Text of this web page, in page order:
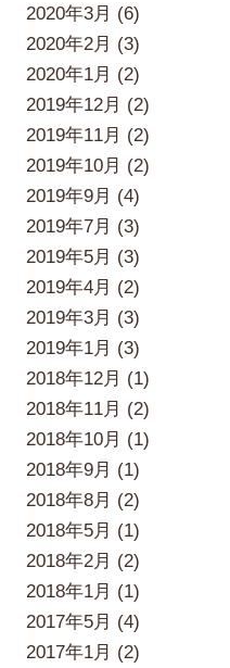
2020年3月 (6)
2020年2月 (3)
2020年1月 (2)
2019年12月 (2)
2019年11月 (2)
2019年10月 (2)
2019年9月 (4)
2019年7月 (3)
2019年5月 (3)
2019年4月 (2)
2019年3月 (3)
2019年1月 (3)
2018年12月 (1)
2018年11月 (2)
2018年10月 (1)
2018年9月 (1)
2018年8月 (2)
2018年5月 (1)
2018年2月 (2)
2018年1月 (1)
2017年5月 (4)
2017年1月 (2)